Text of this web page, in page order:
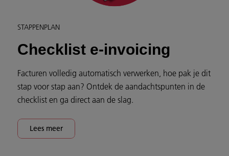
STAPPENPLAN
Checklist e-invoicing
Facturen volledig automatisch verwerken, hoe pak je dit
stap voor stap aan? Ontdek de aandachtspunten in de
checklist en ga direct aan de slag.
Lees meer